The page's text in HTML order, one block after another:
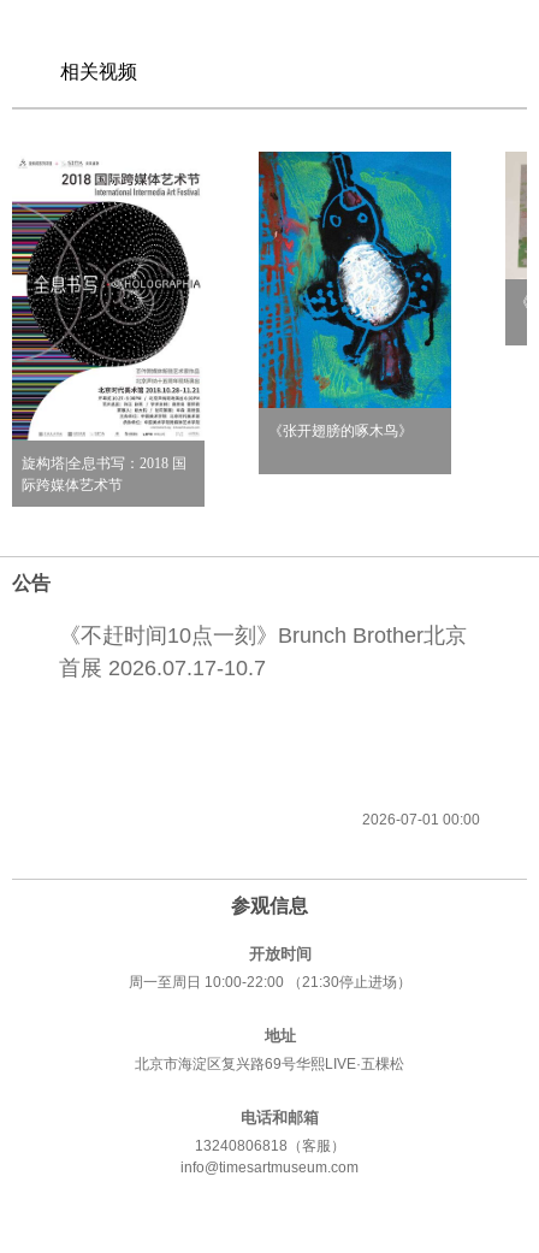
相关视频
旋构塔|全息书写：2018 国
际跨媒体艺术节
《张开翅膀的啄木鸟》
《
公告
《不赶时间10点一刻》Brunch Brother北京
首展 2026.07.17-10.7
2026-07-01 00:00
参观信息
开放时间
周一至周日 10:00-22:00 （21:30停止进场）
地址
北京市海淀区复兴路69号华熙LIVE·五棵松
电话和邮箱
13240806818（客服）
info@timesartmuseum.com